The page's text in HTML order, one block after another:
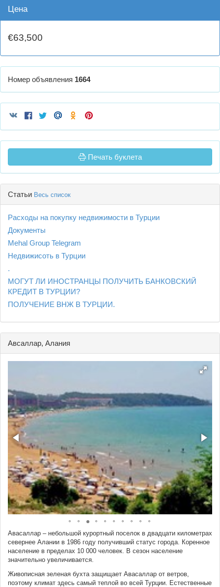
Цена
€63,500
Номер объявления 1664
Печать буклета
Статьи Весь список
Расходы на покупку недвижимости в Турции
Документы
Mehal Group Telegram
Недвижисоть в Турции
.
МОГУТ ЛИ ИНОСТРАНЦЫ ПОЛУЧИТЬ БАНКОВСКИЙ
КРЕДИТ В ТУРЦИИ?
ПОЛУЧЕНИЕ ВНЖ В ТУРЦИИ.
Авсаллар, Алания
Авасаллар – небольшой курортный поселок в двадцати километрах
севернее Алании в 1986 году получивший статус города. Коренное
население в пределах 10 000 человек. В сезон население
значительно увеличивается.
Живописная зеленая бухта защищает Авасаллар от ветров,
поэтому климат здесь самый теплой во всей Турции. Естественные